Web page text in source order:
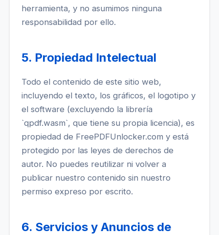
herramienta, y no asumimos ninguna
responsabilidad por ello.
5. Propiedad Intelectual
Todo el contenido de este sitio web,
incluyendo el texto, los gráficos, el logotipo y
el software (excluyendo la librería
`qpdf.wasm`, que tiene su propia licencia), es
propiedad de FreePDFUnlocker.com y está
protegido por las leyes de derechos de
autor. No puedes reutilizar ni volver a
publicar nuestro contenido sin nuestro
permiso expreso por escrito.
6. Servicios y Anuncios de